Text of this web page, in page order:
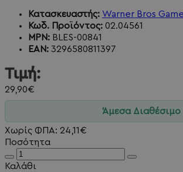
Κατασκευαστής: Warner Bros
Κωδ. Προϊόντος: 02.04561
MPN: BLES-00841
EAN: 3296580811397
Τιμή:
29,90€
Άμεσα Διαθέσιμο
Χωρίς ΦΠΑ: 24,11€
Ποσότητα
Καλάθι